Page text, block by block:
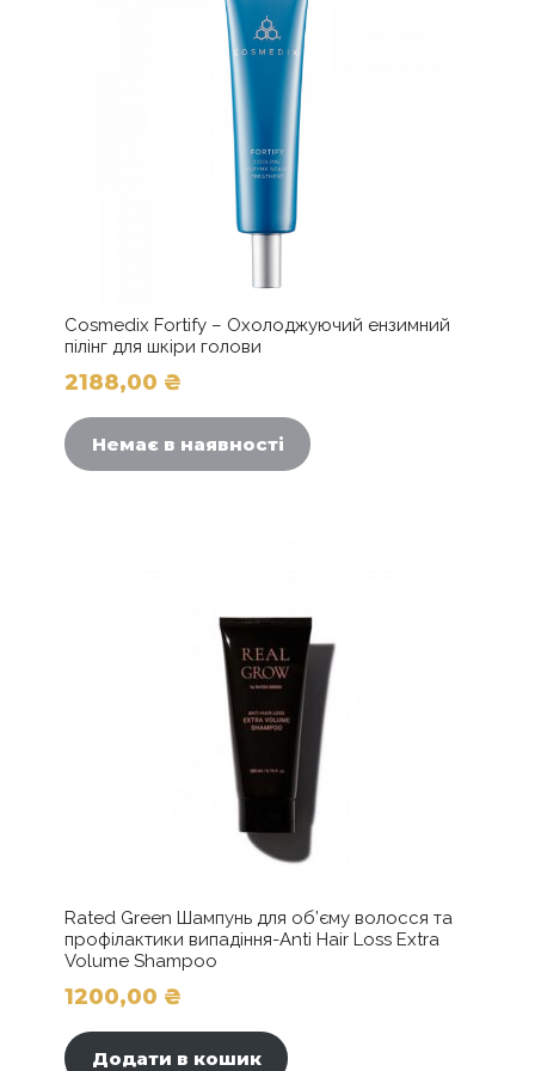
Cosmedix Fortify – Охолоджуючий ензимний
пілінг для шкіри голови
2188,00 ₴
Немає в наявності
Rated Green Шампунь для об’єму волосся та
профілактики випадіння-Anti Hair Loss Extra
Volume Shampoo
1200,00 ₴
Додати в кошик